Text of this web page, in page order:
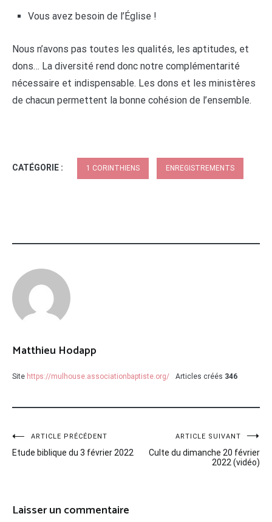
Vous avez besoin de l’Église !
Nous n’avons pas toutes les qualités, les aptitudes, et
dons… La diversité rend donc notre complémentarité
nécessaire et indispensable. Les dons et les ministères
de chacun permettent la bonne cohésion de l’ensemble.
CATÉGORIE : 1 CORINTHIENS ENREGISTREMENTS
Matthieu Hodapp
Site https://mulhouse.associationbaptiste.org/ Articles créés 346
Navigation
de
ARTICLE PRÉCÉDENT
Etude biblique du 3 février 2022
ARTICLE SUIVANT
Culte du dimanche 20 février
2022 (vidéo)
Laisser un commentaire